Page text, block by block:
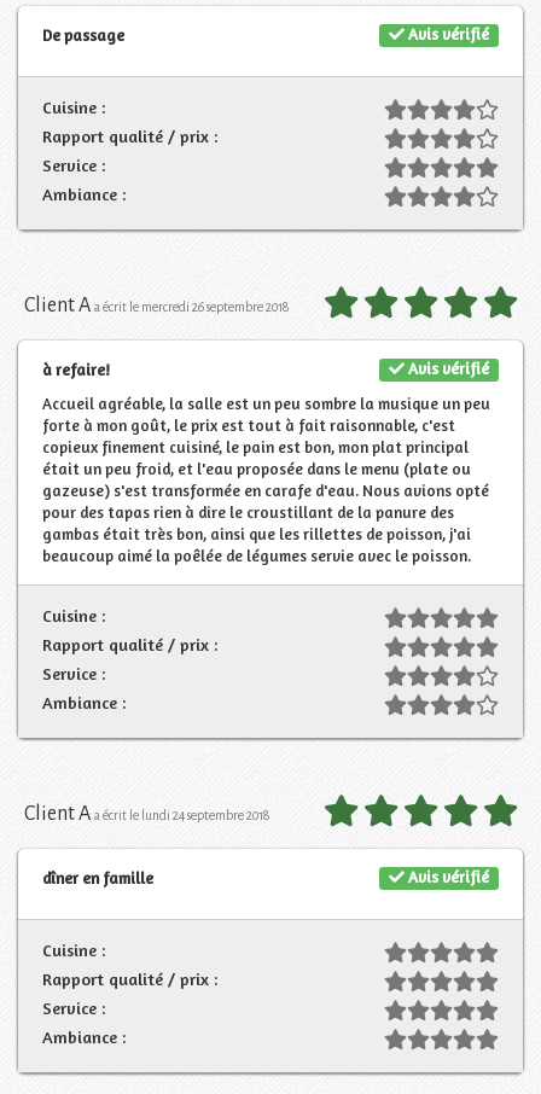
Avis vérifié
De passage
Cuisine :
Rapport qualité / prix :
Service :
Ambiance :
Client A a écrit le mercredi 26 septembre 2018
Avis vérifié
à refaire!
Accueil agréable, la salle est un peu sombre la musique un peu
forte à mon goût, le prix est tout à fait raisonnable, c'est
copieux finement cuisiné, le pain est bon, mon plat principal
était un peu froid, et l'eau proposée dans le menu (plate ou
gazeuse) s'est transformée en carafe d'eau. Nous avions opté
pour des tapas rien à dire le croustillant de la panure des
gambas était très bon, ainsi que les rillettes de poisson, j'ai
beaucoup aimé la poêlée de légumes servie avec le poisson.
Cuisine :
Rapport qualité / prix :
Service :
Ambiance :
Client A a écrit le lundi 24 septembre 2018
Avis vérifié
dîner en famille
Cuisine :
Rapport qualité / prix :
Service :
Ambiance :